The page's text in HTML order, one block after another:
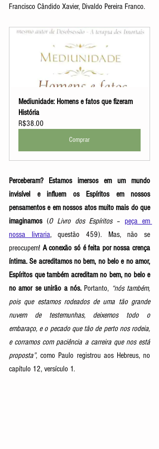
Francisco Cândido Xavier, Divaldo Pereira Franco.
Mediunidade: Homens e fatos que fizeram
História
R$38.00
Comprar
Perceberam? Estamos imersos em um mundo
invisível e influem os Espíritos em nossos
pensamentos e em nossos atos muito mais do que
imaginamos (O Livro dos Espíritos – peça em
nossa livraria, questão 459). Mas, não se
preocupem! A conexão só é feita por nossa crença
íntima. Se acreditamos no bem, no belo e no amor,
Espíritos que também acreditam no bem, no belo e
no amor se unirão a nós. Portanto, “nós também,
pois que estamos rodeados de uma tão grande
nuvem de testemunhas, deixemos todo o
embaraço, e o pecado que tão de perto nos rodeia,
e corramos com paciência a carreira que nos está
proposta”, como Paulo registrou aos Hebreus, no
capítulo 12, versículo 1.